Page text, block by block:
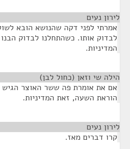
לירון נעים
אמרתי לפני דקה שהנושא הובא
לבדוק אותו. כשהתחלנו לבדוק
המדיניות.
הילה שי וזאן (כחול לבן)
אם את אומרת פה ששר האוצר
הוראת השעה, זאת המדיניות.
לירון נעים
קרו דברים מאז.